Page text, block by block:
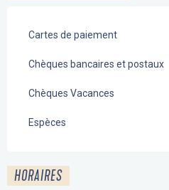
Cartes de paiement
Chèques bancaires et postaux
Chèques Vacances
Espèces
HORAIRES